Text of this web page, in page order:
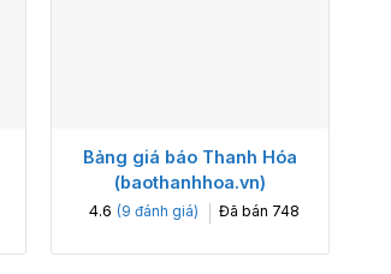
Bảng giá báo Thanh Hóa
(baothanhhoa.vn)
4.6 (9 đánh giá) Đã bán 748